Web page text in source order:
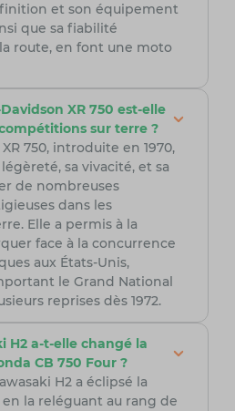
et son équipement
que sa fiabilité
route, en font une moto
XR 750 est-elle
sur terre ?
750, introduite en 1970,
sa vivacité, et sa
de nombreuses
dans les
Elle a permis à la
face à la concurrence
aux États-Unis,
le Grand National
reprises dès 1972.
H2 a-t-elle changé la
CB 750 Four ?
H2 a éclipsé la
en la reléguant au rang de